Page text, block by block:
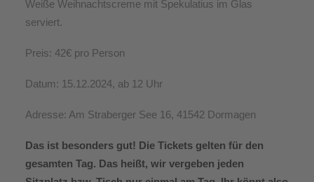
Weiße Weihnachtscreme mit Spekulatius im Glas
serviert.
Preis: 42€ pro Person
Datum: 15.12.2024, ab 12 Uhr
Adresse: Am Straberger See 16, 41542 Dormagen
Das ist besonders gut! Die Tickets gelten für den
gesamten Tag. Das heißt, wir vergeben jeden